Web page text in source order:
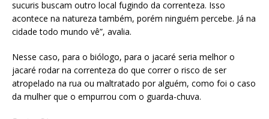
sucuris buscam outro local fugindo da correnteza. Isso
acontece na natureza também, porém ninguém percebe. Já na
cidade todo mundo vê”, avalia.
Nesse caso, para o biólogo, para o jacaré seria melhor o
jacaré rodar na correnteza do que correr o risco de ser
atropelado na rua ou maltratado por alguém, como foi o caso
da mulher que o empurrou com o guarda-chuva.